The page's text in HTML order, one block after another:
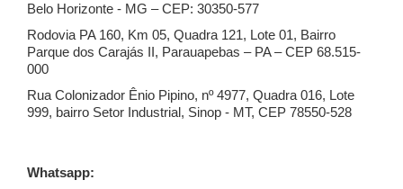
Belo Horizonte - MG – CEP: 30350-577
Rodovia PA 160, Km 05, Quadra 121, Lote 01, Bairro
Parque dos Carajás II, Parauapebas – PA – CEP 68.515-
000
Rua Colonizador Ênio Pipino, nº 4977, Quadra 016, Lote
999, bairro Setor Industrial, Sinop - MT, CEP 78550-528
Whatsapp: